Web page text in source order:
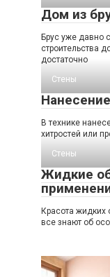
Дом из
Брус уже давно
строительства
достаточно
Стены
В технике
хитростей или
Стены
Жидкие
Красота жидких
все знают об